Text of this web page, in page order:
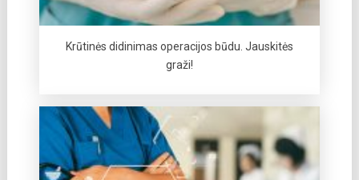
Krūtinės didinimas operacijos būdu. Jauskitės
graži!